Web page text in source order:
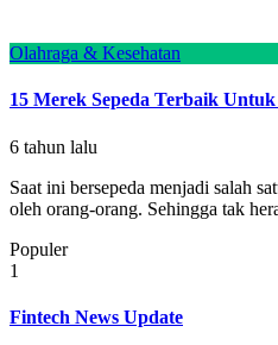
Olahraga & Kesehatan
15 Merek Sepeda Terbaik
6 tahun lalu
Saat ini bersepeda menjadi salah
oleh orang-orang. Sehingga tak
Populer
1
Fintech News Update